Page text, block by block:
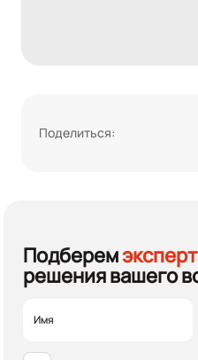
Поделиться:
Подберем
решения вашего